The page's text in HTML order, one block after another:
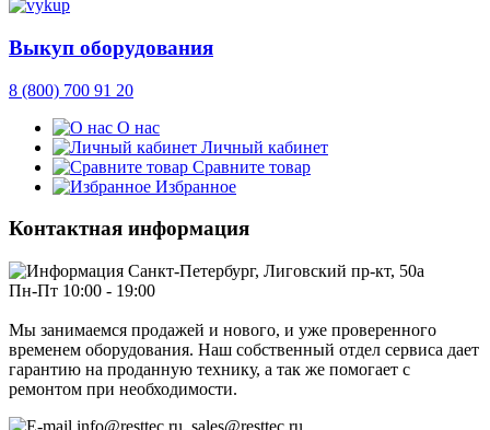
Выкуп оборудования
8 (800) 700 91 20
О нас
Личный кабинет
Сравните товар
Избранное
Контактная информация
Санкт-Петербург, Лиговский пр-кт, 50а
Пн-Пт 10:00 - 19:00
Мы занимаемся продажей и нового, и уже проверенного
временем оборудования. Наш собственный отдел сервиса дает
гарантию на проданную технику, а так же помогает с
ремонтом при необходимости.
info@resttec.ru, sales@resttec.ru